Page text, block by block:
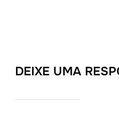
DEIXE UMA